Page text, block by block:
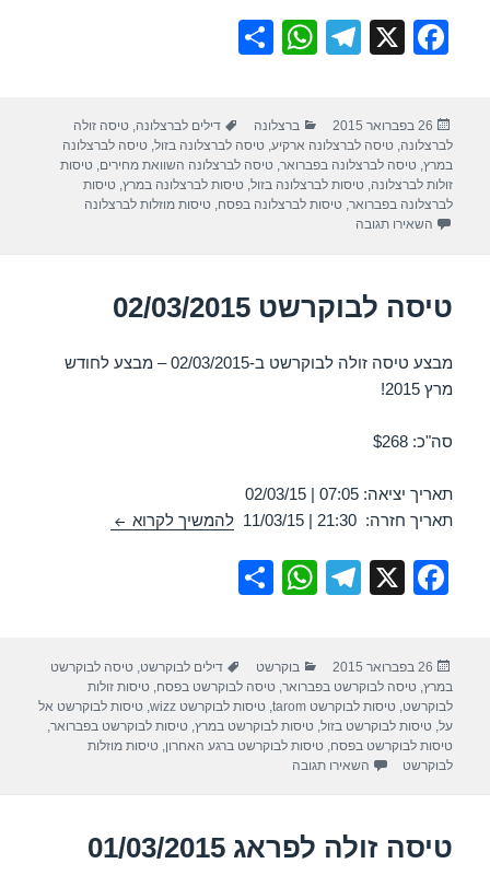
F
e
b
o
X
T
gr
a
m
W
s
A
p
e
פורסם
בתאריך
26 בפברואר 2015 קטגוריות
ברצלונה תגיות
דילים לברצלונה,טיסה זולה
לברצלונה,טיסה לברצלונה ארקיע,טיסה לברצלונה בזול,טיסה לברצלונה
במרץ,טיסה לברצלונה בפברואר,טיסה לברצלונה השוואת מחירים,טיסות
זולות לברצלונה,טיסות לברצלונה בזול,טיסות לברצלונה במרץ,טיסות
לברצלונה בפברואר,טיסות לברצלונה בפסח,טיסות מוזלות לברצלונה
השאירו תגובה
טיסה לבוקרשט 02/03/2015
מבצע טיסה זולה לבוקרשט ב-02/03/2015 – מבצע לחודש
מרץ 2015!
סה"כ: $268
תאריך יציאה: 07:05 | 02/03/15
תאריך חזרה: 21:30 | 11/03/15
להמשיך לקרוא טיסה לבוקרשט 02/03/2015
F
e
b
o
X
T
gr
a
m
W
s
A
p
e
פורסם
בתאריך
26 בפברואר 2015 קטגוריות
בוקרשט תגיות
דילים לבוקרשט ,טיסה לבוקרשט
במרץ ,טיסה לבוקרשט בפברואר ,טיסה לבוקרשט בפסח ,טיסות זולות
לבוקרשט ,טיסות לבוקרשט tarom ,טיסות לבוקרשט wizz ,טיסות לבוקרשט אל
על ,טיסות לבוקרשט בזול ,טיסות לבוקרשט במרץ ,טיסות לבוקרשט בפברואר
טיסות לבוקרשט בפסח ,טיסות לבוקרשט ברגע האחרון ,טיסות מוזלות
לבוקרשט
השאירו תגובה
טיסה זולה לפראג 01/03/2015